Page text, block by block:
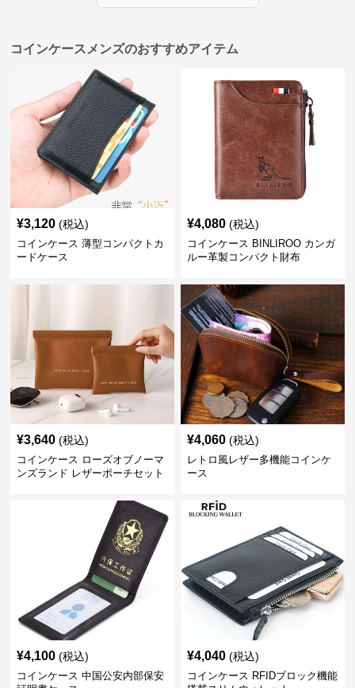
コインケースメンズのおすすめアイテム
¥3,120 (税込)
コインケース 薄型コンパクトカ
ードケース
¥4,080 (税込)
コインケース BINLIROO カンガ
ルー革製コンパクト財布
¥3,640 (税込)
コインケース ローズオブノーマ
ンズランド レザーポーチセット
¥4,060 (税込)
レトロ風レザー多機能コインケ
ース
¥4,100 (税込)
コインケース 中国公安内部保安
¥4,040 (税込)
コインケース RFIDブロック機能